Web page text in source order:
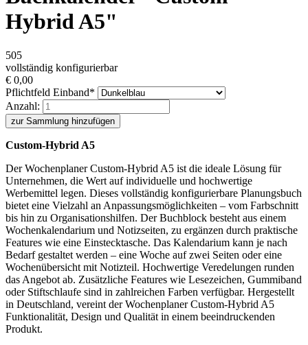
Hybrid A5"
505
vollständig konfigurierbar
€ 0,00
Pflichtfeld Einband*
Anzahl:
zur Sammlung hinzufügen
Custom-Hybrid A5
Der Wochenplaner Custom-Hybrid A5 ist die ideale Lösung für
Unternehmen, die Wert auf individuelle und hochwertige
Werbemittel legen. Dieses vollständig konfigurierbare Planungsbuch
bietet eine Vielzahl an Anpassungsmöglichkeiten – vom Farbschnitt
bis hin zu Organisationshilfen. Der Buchblock besteht aus einem
Wochenkalendarium und Notizseiten, zu ergänzen durch praktische
Features wie eine Einstecktasche. Das Kalendarium kann je nach
Bedarf gestaltet werden – eine Woche auf zwei Seiten oder eine
Wochenübersicht mit Notizteil. Hochwertige Veredelungen runden
das Angebot ab. Zusätzliche Features wie Lesezeichen, Gummiband
oder Stiftschlaufe sind in zahlreichen Farben verfügbar. Hergestellt
in Deutschland, vereint der Wochenplaner Custom-Hybrid A5
Funktionalität, Design und Qualität in einem beeindruckenden
Produkt.